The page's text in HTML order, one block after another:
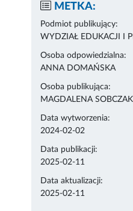
METKA:
Podmiot publikujący:
WYDZIAŁ EDUKACJI I
Osoba odpowiedzialna:
ANNA DOMAŃSKA
Osoba publikująca:
MAGDALENA SOBCZAK
Data wytworzenia:
2024-02-02
Data publikacji:
2025-02-11
Data aktualizacji:
2025-02-11